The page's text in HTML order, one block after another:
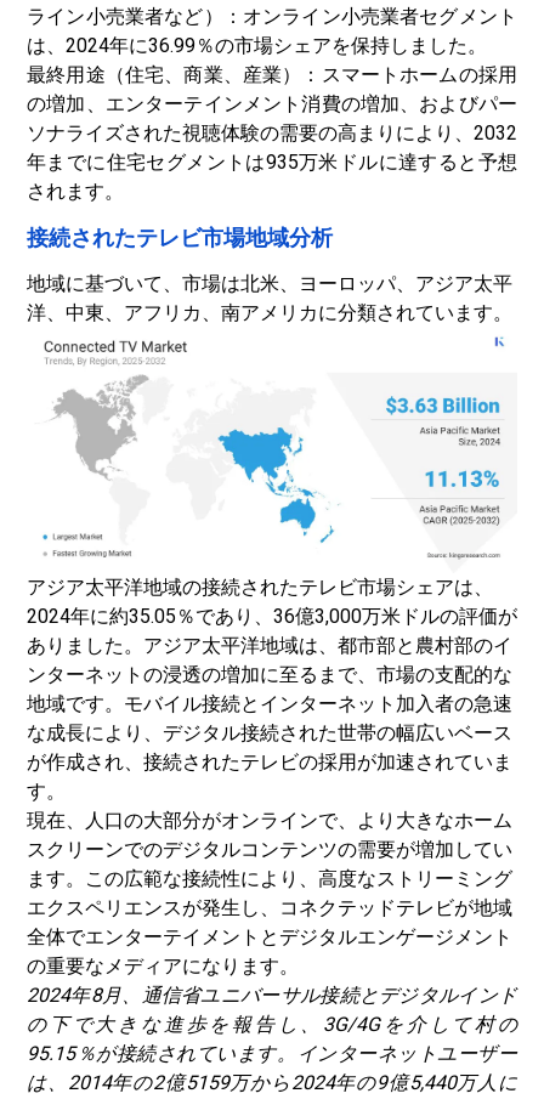
ライン小売業者など）：オンライン小売業者セグメント
は、2024年に36.99％の市場シェアを保持しました。
最終用途（住宅、商業、産業）：スマートホームの採用
の増加、エンターテインメント消費の増加、およびパー
ソナライズされた視聴体験の需要の高まりにより、2032
年までに住宅セグメントは935万米ドルに達すると予想
されます。
接続されたテレビ市場地域分析
地域に基づいて、市場は北米、ヨーロッパ、アジア太平
洋、中東、アフリカ、南アメリカに分類されています。
アジア太平洋地域の接続されたテレビ市場シェアは、
2024年に約35.05％であり、36億3,000万米ドルの評価が
ありました。アジア太平洋地域は、都市部と農村部のイ
ンターネットの浸透の増加に至るまで、市場の支配的な
地域です。モバイル接続とインターネット加入者の急速
な成長により、デジタル接続された世帯の幅広いベース
が作成され、接続されたテレビの採用が加速されていま
す。
現在、人口の大部分がオンラインで、より大きなホーム
スクリーンでのデジタルコンテンツの需要が増加してい
ます。この広範な接続性により、高度なストリーミング
エクスペリエンスが発生し、コネクテッドテレビが地域
全体でエンターテイメントとデジタルエンゲージメント
の重要なメディアになります。
2024年8月、 通信省ユニバーサル接続とデジタルインド
の下で大きな進歩を報告し、3G/4Gを介して村の
95.15％が接続されています。インターネットユーザー
は、2014年の2億5159万から2024年の9億5,440万人に